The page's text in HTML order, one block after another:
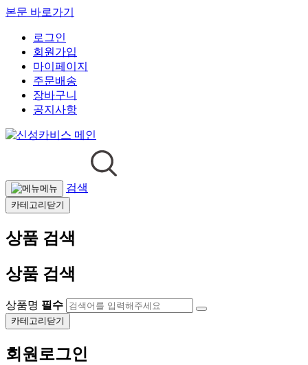
본문 바로가기
로그인
회원가입
마이페이지
주문배송
장바구니
공지사항
메뉴 검색
카테고리닫기
상품 검색
상품 검색
상품명 필수
카테고리닫기
회원로그인